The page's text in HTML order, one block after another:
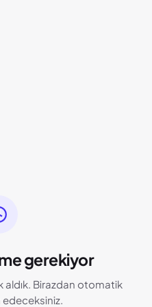
gerekiyor
aldık. Birazdan otomatik